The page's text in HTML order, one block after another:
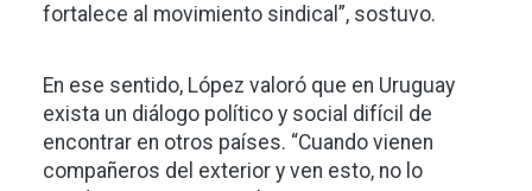
fortalece al movimiento sindical”, sostuvo.
En ese sentido, López valoró que en Uruguay
exista un diálogo político y social difícil de
encontrar en otros países. “Cuando vienen
compañeros del exterior y ven esto, no lo